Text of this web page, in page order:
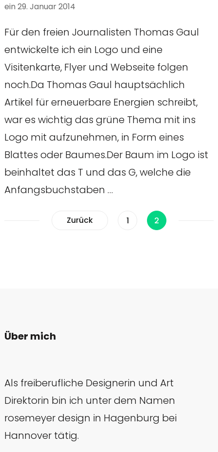
ein 29. Januar 2014
Für den freien Journalisten Thomas Gaul
entwickelte ich ein Logo und eine
Visitenkarte, Flyer und Webseite folgen
noch.Da Thomas Gaul hauptsächlich
Artikel für erneuerbare Energien schreibt,
war es wichtig das grüne Thema mit ins
Logo mit aufzunehmen, in Form eines
Blattes oder Baumes.Der Baum im Logo ist
beinhaltet das T und das G, welche die
Anfangsbuchstaben …
Zurück Seite
1 Seite
2
Über mich
Als freiberufliche Designerin und Art
Direktorin bin ich unter dem Namen
rosemeyer design in Hagenburg bei
Hannover tätig.